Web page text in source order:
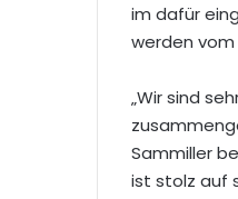
im dafür
werden
„Wir sind
Sammiller
ist stolz auf